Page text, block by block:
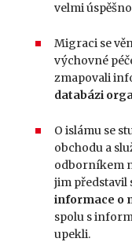
velmi
Migraci se
výchovné
zmapovali
databázi
O islámu se
obchodu a
odborníkem
jim představil
informace o
spolu s
upekli.